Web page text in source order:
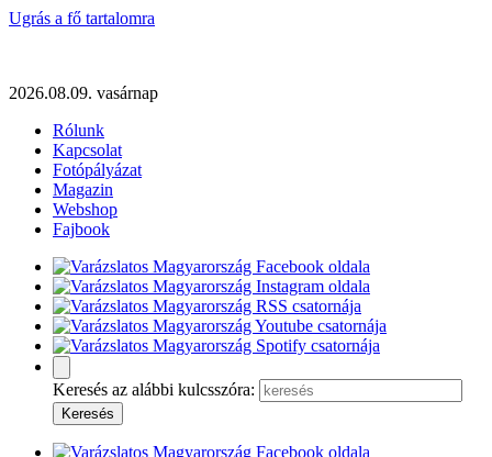
Ugrás a fő tartalomra
2026.08.09. vasárnap
Rólunk
Kapcsolat
Fotópályázat
Magazin
Webshop
Fajbook
Keresés az alábbi kulcsszóra: